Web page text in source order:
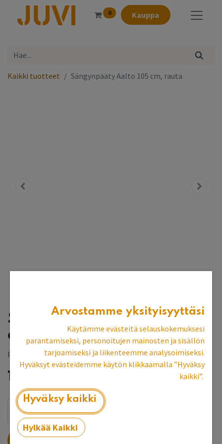
0 Kauppa
Kaikki tuotteet Sängynpääty Aalto 105 cm, rauta
Sängynpääty Aalto 105
cm, rauta
Poistuva malli, esittelykpl
182,47
LISÄÄ OSTOSKORIIN
Arvostamme yksityisyyttäsi
Käytämme evästeitä selauskokemuksesi
parantamiseksi, personoitujen mainosten ja sisällön
tarjoamiseksi ja liikenteemme analysoimiseksi.
Hyväksyt evästeidemme käytön klikkaamalla ”Hyväksy
kaikki”.
Hyväksy kaikki
Hylkää Kaikki